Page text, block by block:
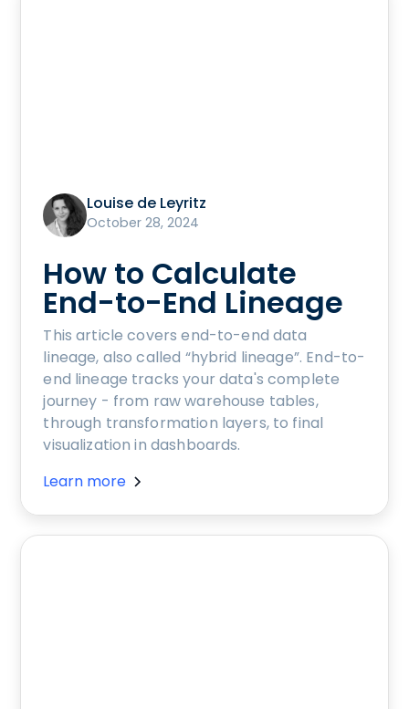
Louise de Leyritz
October 28, 2024
How to Calculate
End-to-End Lineage
This article covers end-to-end data
lineage, also called “hybrid lineage”. End-to-
end lineage tracks your data's complete
journey - from raw warehouse tables,
through transformation layers, to final
visualization in dashboards.
Learn more